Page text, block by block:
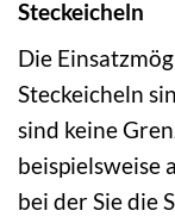
Steckeicheln
Die
Steckeicheln
sind keine
beispielsweise
bei der Sie die